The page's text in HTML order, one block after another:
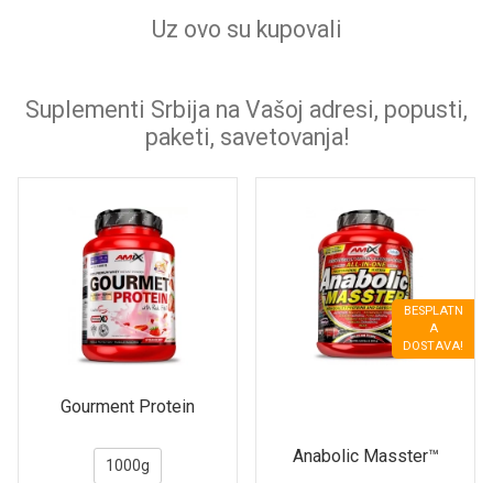
Uz ovo su kupovali
Suplementi Srbija na Vašoj adresi, popusti,
paketi, savetovanja!
Gourment Protein
1000g
BESPLATN
A
DOSTAVA!
Anabolic Masster™